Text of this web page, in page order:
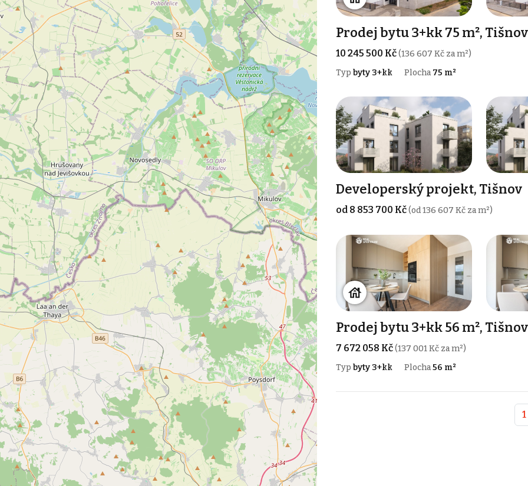
Prodej bytu 3+kk 75 m², Tišnov
10 245 500 Kč(136 607 Kč za m²)
Typ byty 3+kk Plocha 75 m²
Developerský projekt, Tišnov
od 8 853 700 Kč(od 136 607 Kč za m²)
Prodej bytu 3+kk 56 m², Tišnov
7 672 058 Kč(137 001 Kč za m²)
Typ byty 3+kk Plocha56 m²
1